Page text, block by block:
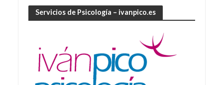
Servicios de Psicología – ivanpico.es